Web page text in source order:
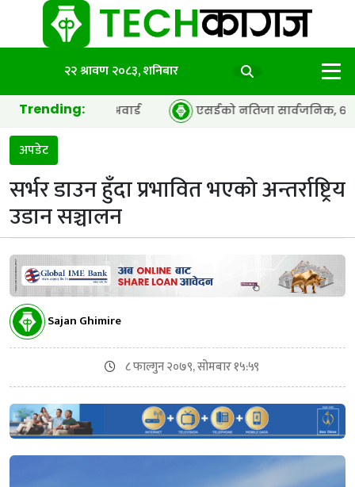
२२ श्रावण २०८३, शनिबार
Trending:
द इयर’ अवार्ड एसईको नतिजा सार्वजनिक, ६५.९८ प्रतिशत
अपडेट
सर्भर डाउन हुँदा प्रभावित भएको अन्तर्राष्ट्रिय
उडान सञ्चालन
Sajan Ghimire
८ फाल्गुन २०७९, सोमबार १५:५९